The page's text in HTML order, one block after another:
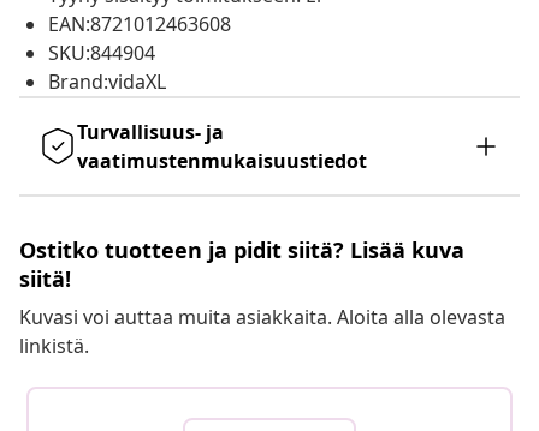
EAN:8721012463608
SKU:844904
Brand:vidaXL
Turvallisuus- ja
vaatimustenmukaisuustiedot
Ostitko tuotteen ja pidit siitä? Lisää kuva
siitä!
Kuvasi voi auttaa muita asiakkaita. Aloita alla olevasta
linkistä.